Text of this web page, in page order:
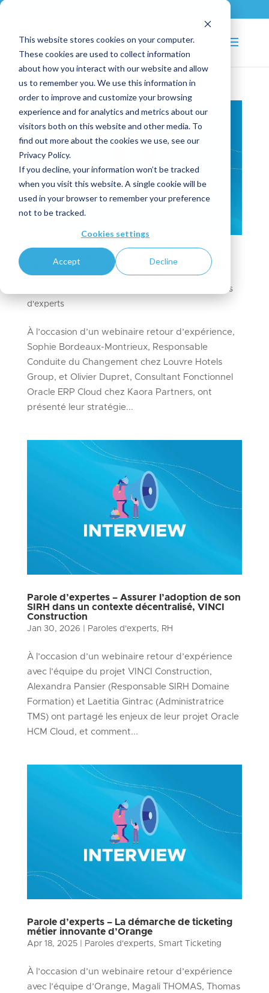
This website stores cookies on your computer.
These cookies are used to collect information
about how you interact with our website and allow
us to remember you. We use this information in
order to improve and customize your browsing
experience and for analytics and metrics about our
visitors both on this website and other media. To
find out more about the cookies we use, see our
Privacy Policy.
If you decline, your information won’t be tracked
when you visit this website. A single cookie will be
used in your browser to remember your preference
not to be tracked.
Cookies settings
Accept Decline
Parole d’experts – Accompagner ses
utilisateurs dans leurs processus Finance et
Achats, Louvre Hotels Group
Paroles
d'experts
À l’occasion d’un webinaire retour d’expérience,
Sophie Bordeaux-Montrieux, Responsable
Conduite du Changement chez Louvre Hotels
Group, et Olivier Dupret, Consultant Fonctionnel
Oracle ERP Cloud chez Kaora Partners, ont
présenté leur stratégie...
Parole d’expertes – Assurer l’adoption de son
SIRH dans un contexte décentralisé, VINCI
Construction
Jan 30, 2026 Paroles d'experts, RH
À l’occasion d’un webinaire retour d’expérience
avec l’équipe du projet VINCI Construction,
Alexandra Pansier (Responsable SIRH Domaine
Formation) et Laetitia Gintrac (Administratrice
TMS) ont partagé les enjeux de leur projet Oracle
HCM Cloud, et comment...
Parole d’experts – La démarche de ticketing
métier innovante d’Orange
Apr 18, 2025| Paroles d'experts, Smart Ticketing
À l’occasion d’un webinaire retour d’expérience
avec l’équipe d’Orange, Magali THOMAS, Thomas